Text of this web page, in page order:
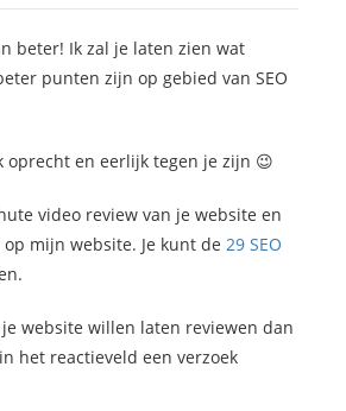
beter! Ik zal je laten zien wat
punten zijn op gebied van SEO
oprecht en eerlijk tegen je zijn 😉
video review van je website en
mijn website. Je kunt de 29 SEO
website willen laten reviewen dan
het reactieveld een verzoek